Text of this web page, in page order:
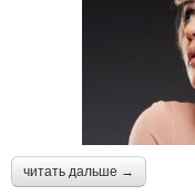
читать дальше →